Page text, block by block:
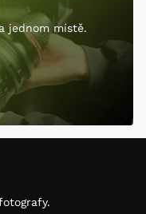
jednom místě.